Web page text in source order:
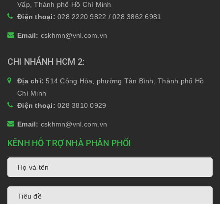
Vấp, Thành phố Hồ Chí Minh
Điện thoại: 028 2220 9822 / 028 3862 6981
Email: cskhmn@vnl.com.vn
CHI NHÁNH HCM 2
Địa chỉ: 514 Cộng Hòa, phường Tân Bình, Thành phố Hồ
Chí Minh
Điện thoại: 028 3810 0929
Email: cskhmn@vnl.com.vn
KÊNH HỖ TRỢ NHÀ PHÂN PHỐI